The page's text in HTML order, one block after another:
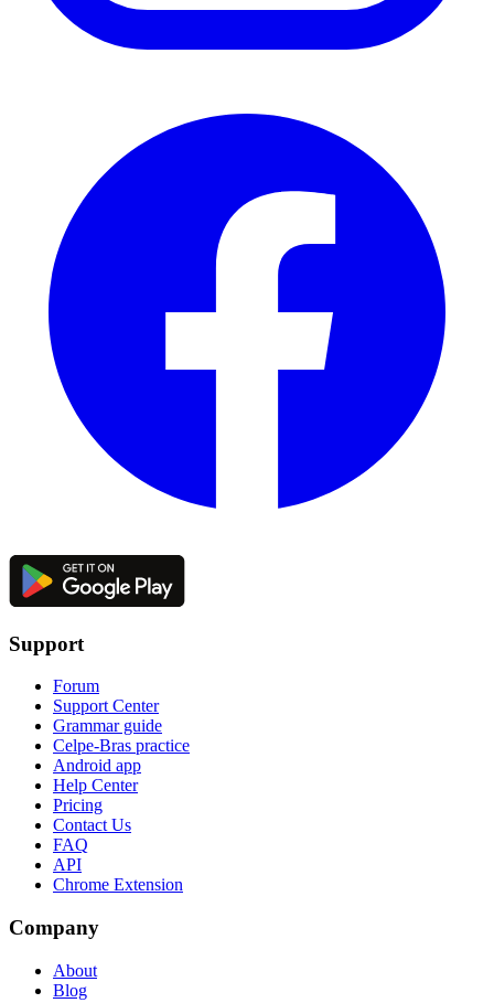
Support
Forum
Support Center
Grammar guide
Celpe-Bras practice
Android app
Help Center
Pricing
Contact Us
FAQ
API
Chrome Extension
Company
About
Blog